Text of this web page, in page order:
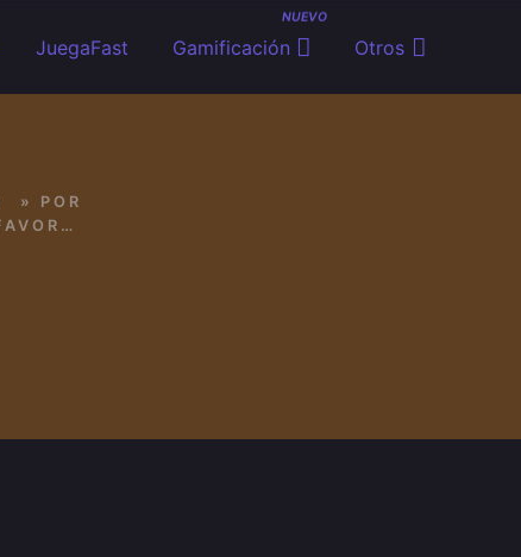
JuegaFast Gamificación
NUEVO
Otros
»
POR
RESPUESTA A: POR FAVOR NECESITO UNA KEY DE RUST